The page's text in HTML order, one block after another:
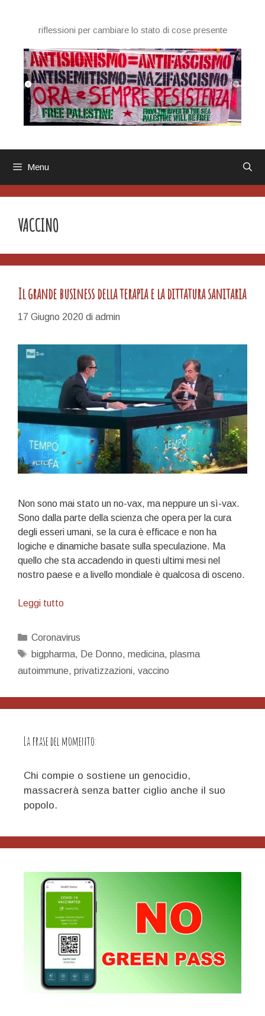
contenutoriflessioni per cambiare lo stato di cose presente
Menu
VACCINO
Il grande business della terapia e la dittatura sanitaria
17 Giugno 2020 di admin
Non sono mai stato un no-vax, ma neppure un sì-vax.
Sono dalla parte della scienza che opera per la cura
degli esseri umani, se la cura è efficace e non ha
logiche e dinamiche basate sulla speculazione. Ma
quello che sta accadendo in questi ultimi mesi nel
nostro paese e a livello mondiale è qualcosa di osceno.
Leggi tuttoIl
terapia
e
Categorie
Coronavirus
Tag
bigpharma, De Donno, medicina, plasma
autoimmune, privatizzazioni, vaccino
La frase del momento:
Chi compie o sostiene un genocidio,
massacrerà senza batter ciglio anche il suo
popolo.